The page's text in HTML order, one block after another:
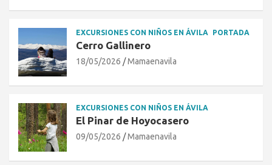
EXCURSIONES CON NIÑOS EN ÁVILA PORTADA
Cerro Gallinero
18/05/2026 Mamaenavila
EXCURSIONES CON NIÑOS EN ÁVILA
El Pinar de Hoyocasero
09/05/2026 Mamaenavila